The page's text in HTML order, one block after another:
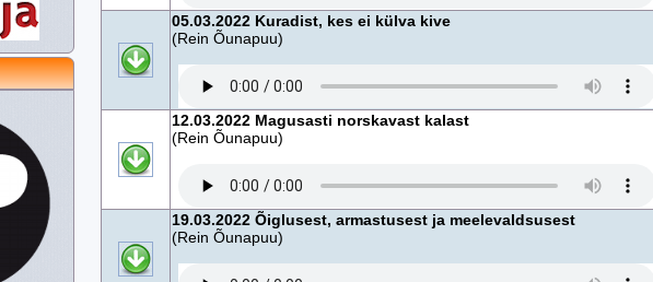
05.03.2022 Kuradist, kes ei külva kive
(Rein Õunapuu)
12.03.2022 Magusasti norskavast kalast
(Rein Õunapuu)
19.03.2022 Õiglusest, armastusest ja meelevaldsusest
(Rein Õunapuu)